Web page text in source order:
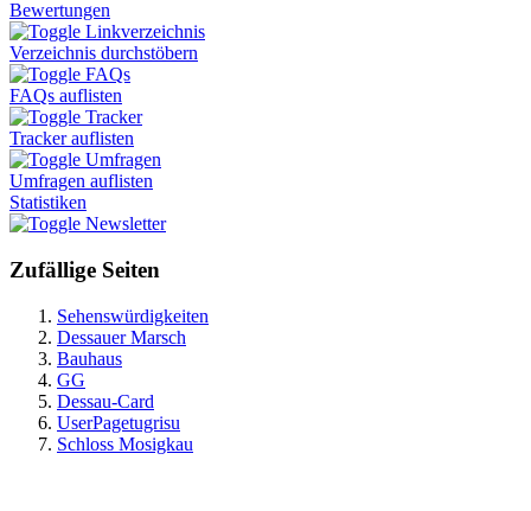
Bewertungen
Linkverzeichnis
Verzeichnis durchstöbern
FAQs
FAQs auflisten
Tracker
Tracker auflisten
Umfragen
Umfragen auflisten
Statistiken
Newsletter
Zufällige Seiten
Sehenswürdigkeiten
Dessauer Marsch
Bauhaus
GG
Dessau-Card
UserPagetugrisu
Schloss Mosigkau